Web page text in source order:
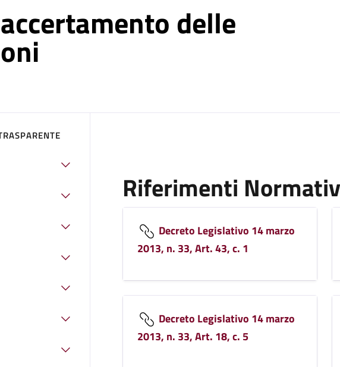
delle
Riferimenti
Decreto Legislativo 14 marzo
2013, n. 33, Art. 43, c. 1
Decreto Legislativo 14 marzo
2013, n. 33, Art. 18, c. 5